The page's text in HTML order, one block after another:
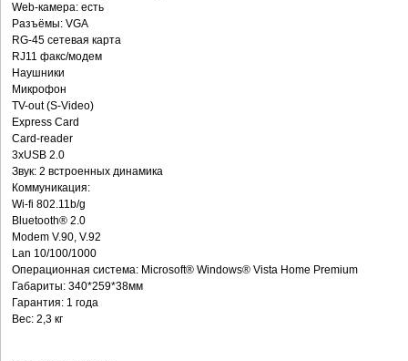
Web-камера: есть
Разъёмы: VGA
RG-45 сетевая карта
RJ11 факс/модем
Наушники
Микрофон
TV-out (S-Video)
Express Card
Card-reader
3хUSB 2.0
Звук: 2 встроенных динамика
Коммуникация:
Wi-fi 802.11b/g
Bluetooth® 2.0
Modem V.90, V.92
Lan 10/100/1000
Операционная система: Microsoft® Windows® Vista Home Premium
Габариты: 340*259*38мм
Гарантия: 1 года
Вес: 2,3 кг